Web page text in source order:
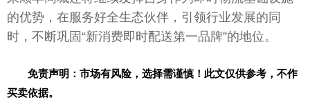
的优势，在服务好全生态伙伴，引领行业发展的同
时，不断巩固“新消费即时配送第一品牌”的地位。
免责声明：市场有风险，选择需谨慎！此文仅供参考，不作
买卖依据。